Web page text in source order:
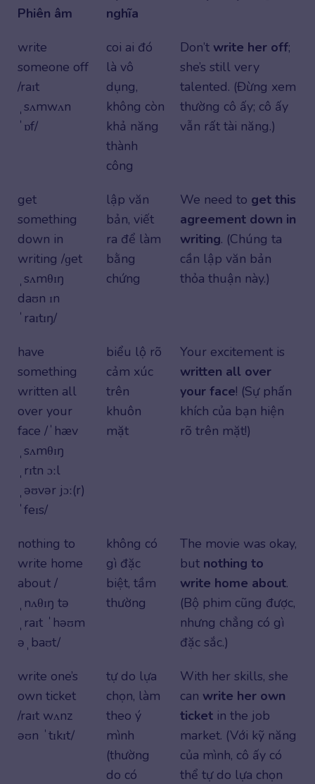
Phiên âm
nghĩa
write
someone off
/raɪt
ˌsʌmwʌn
ˈɒf/
coi ai đó
là vô
dụng,
không còn
khả năng
thành
công
Don’t write her off;
she’s still very
talented. (Đừng xem
thường cô ấy; cô ấy
vẫn rất tài năng.)
get
something
down in
writing /ɡet
ˌsʌmθɪŋ
daʊn ɪn
ˈraɪtɪŋ/
lập văn
bản, viết
ra để làm
bằng
chứng
We need to get this
agreement down in
writing. (Chúng ta
cần lập văn bản
thỏa thuận này.)
have
something
written all
over your
face /ˈhæv
ˌsʌmθɪŋ
ˌrɪtn ɔːl
ˌəʊvər jɔː(r)
ˈfeɪs/
biểu lộ rõ
cảm xúc
trên
khuôn
mặt
Your excitement is
written all over
your face! (Sự phấn
khích của bạn hiện
rõ trên mặt!)
nothing to
write home
about /
ˌnʌθɪŋ tə
ˌraɪt ˈhəʊm
əˌbaʊt/
không có
gì đặc
biệt, tầm
thường
The movie was okay,
but nothing to
write home about.
(Bộ phim cũng được,
nhưng chẳng có gì
đặc sắc.)
write one’s
own ticket
/raɪt wʌnz
əʊn ˈtɪkɪt/
tự do lựa
chọn, làm
theo ý
mình
(thường
do có
With her skills, she
can write her own
ticket in the job
market. (Với kỹ năng
của mình, cô ấy có
thể tự do lựa chọn